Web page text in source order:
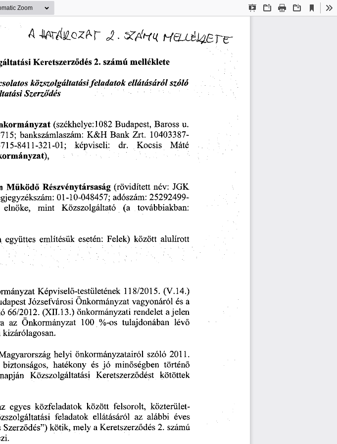
Presentation
OpenPrint Download
Current
View
A
                        JL
  •
                   HELLél4BT^
  Keretszerződés
  2.
számú
  melléklete
   közszolgáltatási
  feladatok
   ellátásáról
    szóló
     Szerződés
  (székhelye:
1082
  Budapest,
  Baross
  u.
  bankszámlaszám:
  K&H
  Bank
  Zrt.
  10403387-
8411-321-01;
     képviseli:
    dr.
    Kocsis
    Máté
  Működő
  Részvénytársaság
  (rövidített
  név:
  JGK
01-10-048457;
  adószám:
  25292499-
elnöke,
    mint
    Közszolgáltató
    (a
    továbbiakban:
  együttes
  említésük
  esetén:
  Felek)
  között
  alulírott
  Képviselő-testületének
  118/2015.
  (V.14.)
  Józsefvárosi
Önkormányzat
  vagyonáról
  és
  a
  66/2012.
  (XII.
13.) önkormányzati
  rendelet
  a jelen
   az
  Önkormányzat
   100
  %-os
  tulajdonában
   lévő
  kizárólagosan.
Magyarország
  helyi
  önkormányzatairól
  szóló
  2011.
biztonságos,
   hatékony
   és
  jó
   minőségben
   történő
napján
   Közszolgáltatási
   Keretszerződést
    kötöttek
  egyes
  közfeladatok
  között
  felsorolt,
  közterület-
   feladatok
  ellátásáról
   az
  alábbi
   éves
  Szerződés")
  kötik,
mely
  a Keretszerződés
  2.
  számú